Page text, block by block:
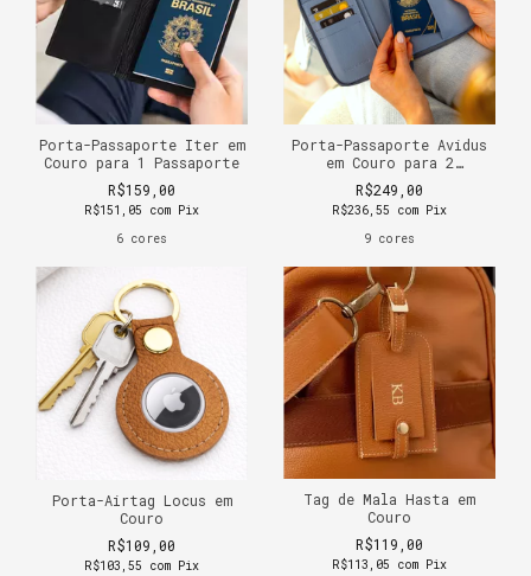
Porta-Passaporte Iter em
Couro para 1 Passaporte
R$159,00
R$151,05 com Pix
6 cores
Porta-Passaporte Avidus
em Couro para 2
Passaportes
R$249,00
R$236,55 com Pix
9 cores
Porta-Airtag Locus em
Couro
R$109,00
R$103,55 com
Pix
Tag de Mala Hasta em
Couro
R$119,00
R$113,05 com Pix